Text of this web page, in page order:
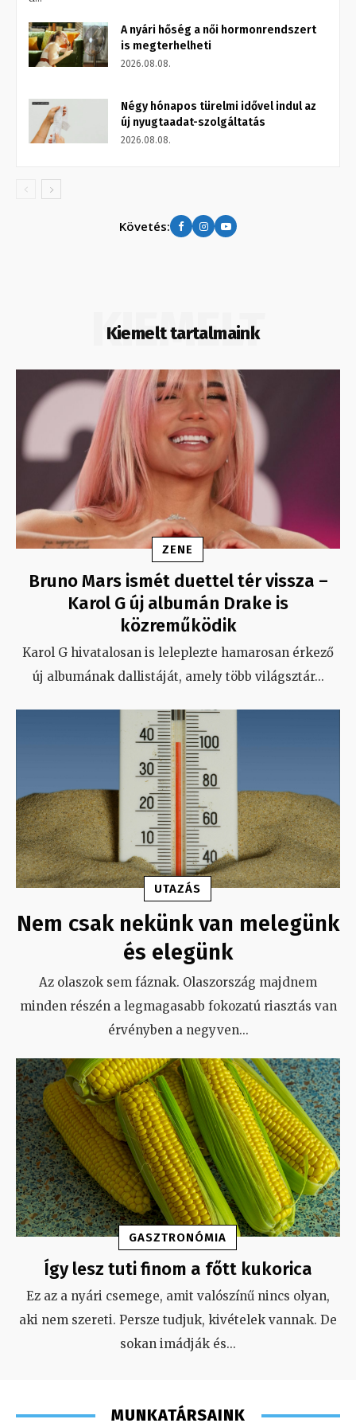
A nyári hőség a női hormonrendszert
is megterhelheti
2026.08.08.
Négy hónapos türelmi idővel indul az
új nyugtaadat-szolgáltatás
2026.08.08.
Követés:
Kiemelt tartalmaink
KIEMELT
ZENE
Bruno Mars ismét duettel tér vissza –
Karol G új albumán Drake is
közreműködik
Karol G hivatalosan is leleplezte hamarosan érkező
új albumának dallistáját, amely több világsztár...
UTAZÁS
Nem csak nekünk van melegünk
és elegünk
Az olaszok sem fáznak. Olaszország majdnem
minden részén a legmagasabb fokozatú riasztás van
érvényben a negyven...
GASZTRONÓMIA
Így lesz tuti finom a főtt kukorica
Ez az a nyári csemege, amit valószínű nincs olyan,
aki nem szereti. Persze tudjuk, kivételek vannak. De
sokan imádják és...
MUNKATÁRSAINK